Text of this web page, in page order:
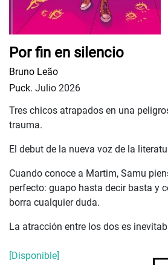
Por fin en silencio
Bruno Leão
Puck. Julio 2026
Tres chicos atrapados en una
trauma.
El debut de la nueva voz de la
Cuando conoce a Martim, Samu
perfecto: guapo hasta decir basta y
borra cualquier duda.
La atracción entre los dos es
[Disponible]